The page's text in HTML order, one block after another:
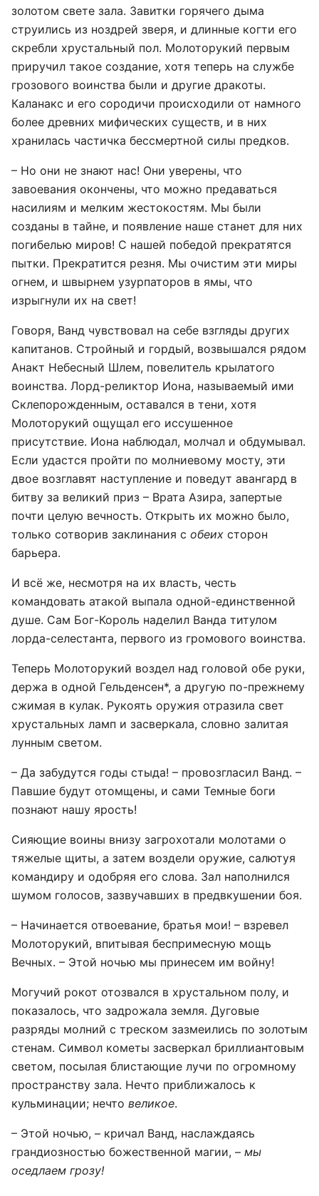
золотом свете зала. Завитки горячего дыма
струились из ноздрей зверя, и длинные когти его
скребли хрустальный пол. Молоторукий первым
приручил такое создание, хотя теперь на службе
грозового воинства были и другие дракоты.
Каланакс и его сородичи происходили от намного
более древних мифических существ, и в них
хранилась частичка бессмертной силы предков.
– Но они не знают нас! Они уверены, что
завоевания окончены, что можно предаваться
насилиям и мелким жестокостям. Мы были
созданы в тайне, и появление наше станет для них
погибелью миров! С нашей победой прекратятся
пытки. Прекратится резня. Мы очистим эти миры
огнем, и швырнем узурпаторов в ямы, что
изрыгнули их на свет!
Говоря, Ванд чувствовал на себе взгляды других
капитанов. Стройный и гордый, возвышался рядом
Анакт Небесный Шлем, повелитель крылатого
воинства. Лорд-реликтор Иона, называемый ими
Склепорожденным, оставался в тени, хотя
Молоторукий ощущал его иссушенное
присутствие. Иона наблюдал, молчал и обдумывал.
Если удастся пройти по молниевому мосту, эти
двое возглавят наступление и поведут авангард в
битву за великий приз – Врата Азира, запертые
почти целую вечность. Открыть их можно было,
только сотворив заклинания с обеих сторон
барьера.
И всё же, несмотря на их власть, честь
командовать атакой выпала одной-единственной
душе. Сам Бог-Король наделил Ванда титулом
лорда-селестанта, первого из громового воинства.
Теперь Молоторукий воздел над головой обе руки,
держа в одной Гельденсен*, а другую по-прежнему
сжимая в кулак. Рукоять оружия отразила свет
хрустальных ламп и засверкала, словно залитая
лунным светом.
– Да забудутся годы стыда! – провозгласил Ванд. –
Павшие будут отомщены, и сами Темные боги
познают нашу ярость!
Сияющие воины внизу загрохотали молотами о
тяжелые щиты, а затем воздели оружие, салютуя
командиру и одобряя его слова. Зал наполнился
шумом голосов, зазвучавших в предвкушении боя.
– Начинается отвоевание, братья мои! – взревел
Молоторукий, впитывая беспримесную мощь
Вечных. – Этой ночью мы принесем им войну!
Могучий рокот отозвался в хрустальном полу, и
показалось, что задрожала земля. Дуговые
разряды молний с треском зазмеились по золотым
стенам. Символ кометы засверкал бриллиантовым
светом, посылая блистающие лучи по огромному
пространству зала. Нечто приближалось к
кульминации; нечто великое.
– Этой ночью, – кричал Ванд, наслаждаясь
грандиозностью божественной магии, – мы
оседлаем грозу!